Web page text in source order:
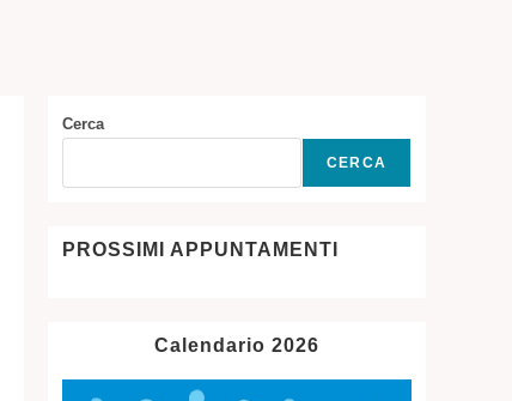
Cerca
CERCA
PROSSIMI APPUNTAMENTI
Calendario 2026